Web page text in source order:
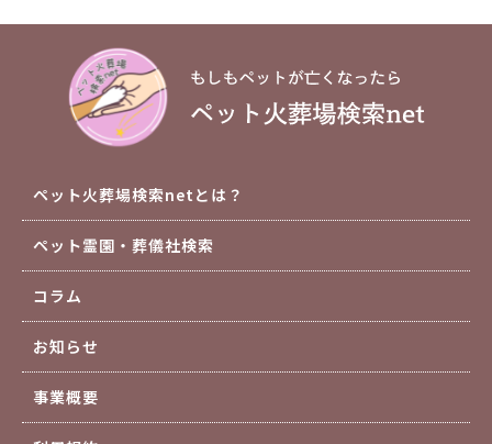
ペット火葬場検索netとは？
ペット霊園・葬儀社検索
コラム
お知らせ
事業概要